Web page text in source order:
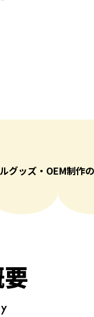
グッズ・OEM制作